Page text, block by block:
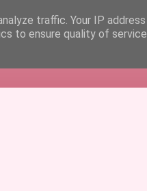
traffic. Your IP
to ensure quality of